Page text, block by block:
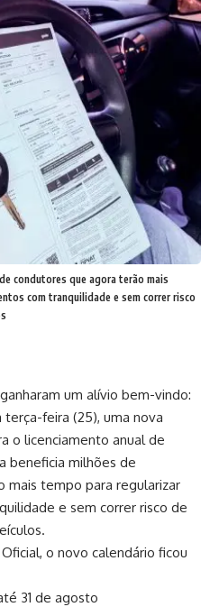
condutores que agora terão mais
com tranquilidade e sem correr risco
um alívio bem-vindo:
terça-feira (25), uma nova
o licenciamento anual de
beneficia milhões de
mais tempo para regularizar
e sem correr risco de
o novo calendário ficou
31 de agosto